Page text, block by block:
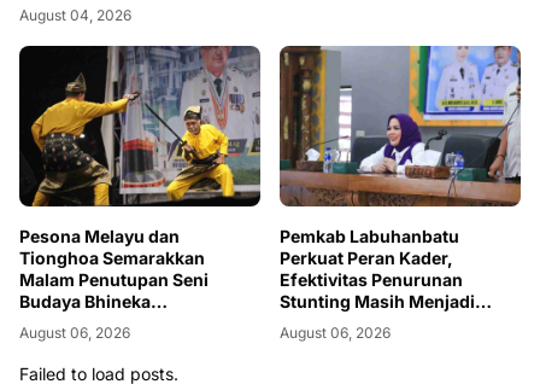
August 04, 2026
Pesona Melayu dan
Tionghoa Semarakkan
Malam Penutupan Seni
Budaya Bhineka
Kebangsaan, Harmoni
Bhinneka Tunggal Ika
Terpatri di Tanjab Barat
August 06, 2026
Pemkab Labuhanbatu
Perkuat Peran Kader,
Efektivitas Penurunan
Stunting Masih Menjadi
Tantangan Bersama
August 06, 2026
Failed to load posts.